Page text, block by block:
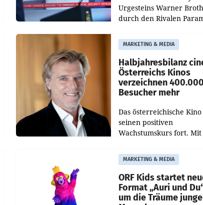
Urgesteins Warner
durch den Rivalen
Schwebe bleiben. Eine
Richterin setzte den
MARKETING & MEDIA
Halbjahresbilanz
Österreichs Kinos
verzeichnen 400.000
Besucher mehr
Das österreichische Kino
seinen positiven
Wachstumskurs fort.
und Besucher höheren
Nettoreichweite im ersten
Halbjahr 2026
MARKETING & MEDIA
ORF Kids startet
Format „Auri und
um die Träume